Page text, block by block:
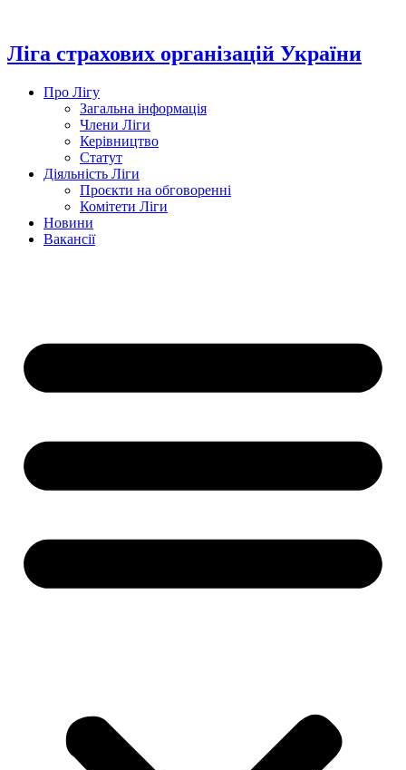
вмісту
Ліга страхових організацій України
Про Лігу
Загальна інформація
Члени Ліги
Керівництво
Статут
Діяльність Ліги
Проєкти на обговоренні
Комітети Ліги
Новини
Вакансії